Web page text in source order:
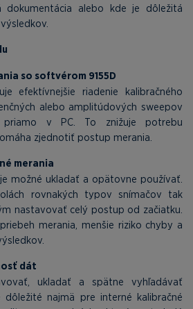
dokumentácia alebo kde je dôležitá
so softvérom 9155D
efektívnejšie riadenie kalibračného
alebo amplitúdových sweepov
v PC. To znižuje potrebu
zjednotiť postup merania.
merania
možné ukladať a opätovne používať.
rovnakých typov snímačov tak
nastavovať celý postup od začiatku.
merania, menšie riziko chyby a
dát
ukladať a spätne vyhľadávať
dôležité najmä pre interné kalibračné